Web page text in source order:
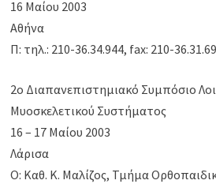
16 Μαίου 2003
Αθήνα
Π: τηλ.: 210-36.34.944, fax: 210-
2o Διαπανεπιστημιακό Συμπόσιο
Μυοσκελετικού Συστήματος
16 – 17 Μαίου 2003
Λάρισα
Ο: Καθ. Κ. Μαλίζος, Τμήμα